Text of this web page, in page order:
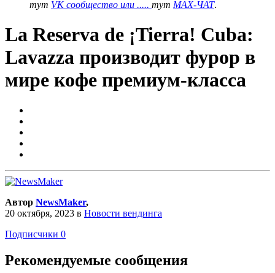
тут VK сообщество или ..... тут MAX-ЧАТ.
La Reserva de ¡Tierra! Cuba:
Lavazza производит фурор в
мире кофе премиум-класса
Автор NewsMaker,
20 октября, 2023 в Новости вендинга
Подписчики 0
Рекомендуемые сообщения